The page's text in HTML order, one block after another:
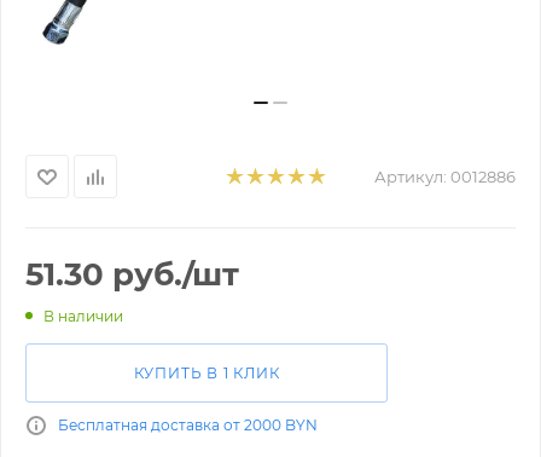
Артикул: 0012886
51.30 руб./шт
В наличии
КУПИТЬ В 1 КЛИК
Бесплатная доставка от 2000 BYN